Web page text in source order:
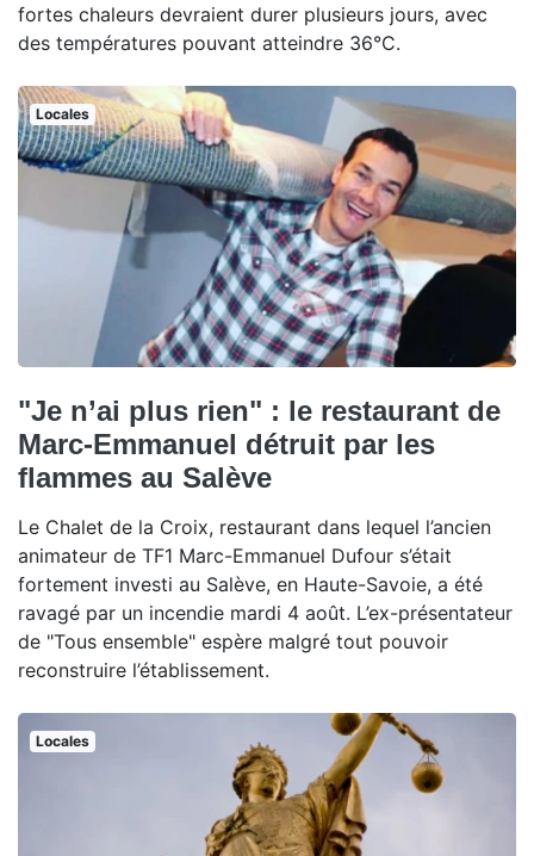
fortes chaleurs devraient durer plusieurs jours, avec
des températures pouvant atteindre 36°C.
Locales
"Je n’ai plus rien" : le restaurant de
Marc-Emmanuel détruit par les
flammes au Salève
Le Chalet de la Croix, restaurant dans lequel l’ancien
animateur de TF1 Marc-Emmanuel Dufour s’était
fortement investi au Salève, en Haute-Savoie, a été
ravagé par un incendie mardi 4 août. L’ex-présentateur
de "Tous ensemble" espère malgré tout pouvoir
reconstruire l’établissement.
Locales